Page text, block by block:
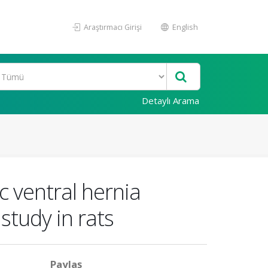
Araştırmacı Girişi English
Detaylı Arama
ventral hernia
in rats
Paylaş